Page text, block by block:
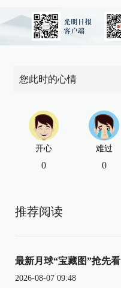
您此时的心情
开心
0
难过
0
推荐阅读
最新月球“宝藏图”抢先看
2026-08-07 09:48